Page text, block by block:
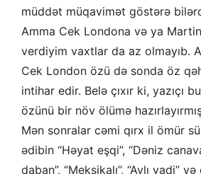
müddət müqavimət göstərə
Amma Cek Londona və ya
verdiyim vaxtlar da az olmayıb.
Cek London özü də sonda öz
intihar edir. Belə çıxır ki, yazıçı
özünü bir növ ölümə
Mən sonralar cəmi qırx il ömür
ədibin “Həyat eşqi”, “Dəniz
daban”, “Meksikalı”, “Aylı vadi”